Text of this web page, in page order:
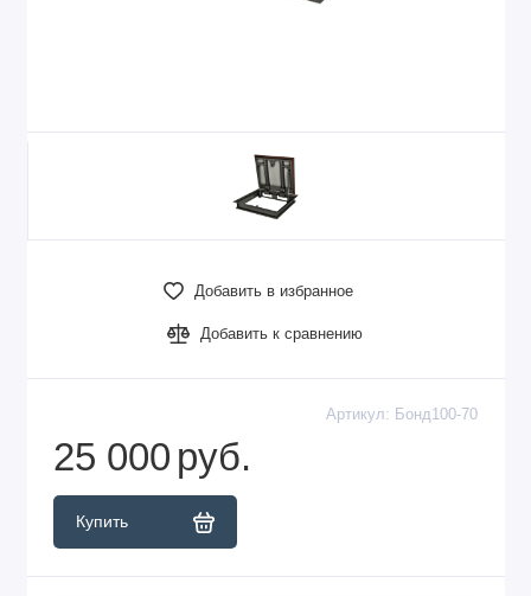
Добавить в избранное
Добавить к сравнению
Артикул: Бонд100-70
25 000 руб.
Купить